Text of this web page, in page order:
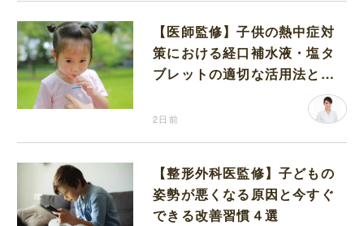
【医師監修】子供の熱中症対
策における経口補水液・塩タ
ブレットの適切な活用法と水
2日前
【整形外科医監修】子どもの
姿勢が悪くなる原因と今すぐ
できる改善習慣４選